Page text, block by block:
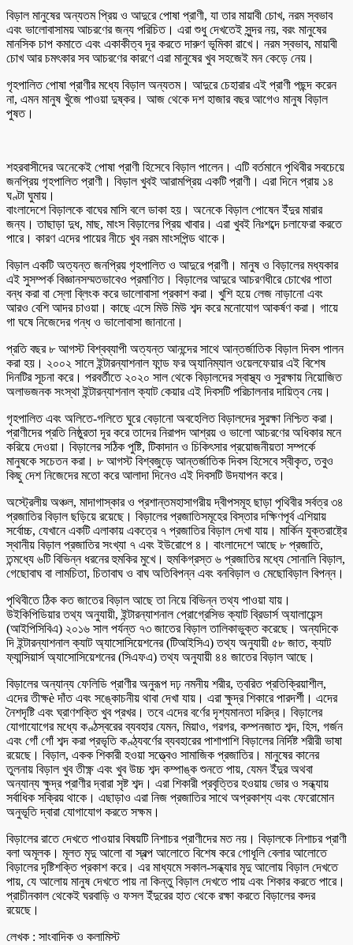
বিড়াল মানুষের অন্যতম প্রিয় ও আদুরে পোষা প্রাণী, যা তার মায়াবী চোখ, নরম স্বভাব
এবং ভালোবাসাময় আচরণের জন্য পরিচিত। এরা শুধু দেখতেই সুন্দর নয়, বরং মানুষের
মানসিক চাপ কমাতে এবং একাকীত্ব দূর করতে দারুণ ভূমিকা রাখে। নরম স্বভাব, মায়াবী
চোখ আর চমৎকার সব আচরণের কারণে এরা মানুষের খুব সহজেই মন কেড়ে নেয়।
গৃহপালিত পোষা প্রাণীর মধ্যে বিড়াল অন্যতম। আদুরে চেহারার এই প্রাণী পছন্দ করেন
না, এমন মানুষ খুঁজে পাওয়া দুষ্কর। আজ থেকে দশ হাজার বছর আগেও মানুষ বিড়াল
পুষত।
শহরবাসীদের অনেকেই পোষা প্রাণী হিসেবে বিড়াল পালেন। এটি বর্তমানে পৃথিবীর সবচেয়ে
জনপ্রিয় গৃহপালিত প্রাণী। বিড়াল খুবই আরামপ্রিয় একটি প্রাণী। এরা দিনে প্রায় ১৪
ঘণ্টা ঘুমায়।
বাংলাদেশে বিড়ালকে বাঘের মাসি বলে ডাকা হয়। অনেকে বিড়াল পোষেন ইঁদুর মারার
জন্য। তাছাড়া দুধ, মাছ, মাংস বিড়ালের প্রিয় খাবার। এরা খুবই নিঃশব্দে চলাফেরা করতে
পারে। কারণ এদের পায়ের নীচে খুব নরম মাংসপিন্ড থাকে।
বিড়াল একটি অত্যন্ত জনপ্রিয় গৃহপালিত ও আদুরে প্রাণী। মানুষ ও বিড়ালের মধ্যকার
এই সুসম্পর্ক বিজ্ঞানসম্মতভাবেও প্রমাণিত। বিড়ালের আদুরে আচরণধীরে চোখের পাতা
বন্ধ করা বা স্লো ব্লিংক করে ভালোবাসা প্রকাশ করা। খুশি হয়ে লেজ নাড়ানো এবং
আরও বেশি আদর চাওয়া। কাছে এসে মিউ মিউ শব্দ করে মনোযোগ আকর্ষণ করা। গায়ে
গা ঘষে নিজেদের গন্ধ ও ভালোবাসা জানানো।
প্রতি বছর ৮ আগস্ট বিশ্বব্যাপী অত্যন্ত আনন্দের সাথে আন্তর্জাতিক বিড়াল দিবস পালন
করা হয়। ২০০২ সালে ইন্টারন্যাশনাল ফান্ড ফর অ্যানিম্যাল ওয়েলফেয়ার এই বিশেষ
দিনটির সূচনা করে। পরবর্তীতে ২০২০ সাল থেকে বিড়ালদের স্বাস্থ্য ও সুরক্ষায় নিয়োজিত
অলাভজনক সংস্থা ইন্টারন্যাশনাল ক্যাট কেয়ার এই দিবসটি পরিচালনার দায়িত্ব নেয়।
গৃহপালিত এবং অলিতে-গলিতে ঘুরে বেড়ানো অবহেলিত বিড়ালদের সুরক্ষা নিশ্চিত করা।
প্রাণীদের প্রতি নিষ্ঠুরতা দূর করে তাদের নিরাপদ আশ্রয় ও ভালো আচরণের অধিকার মনে
করিয়ে দেওয়া। বিড়ালের সঠিক পুষ্টি, টিকাদান ও চিকিৎসার প্রয়োজনীয়তা সম্পর্কে
মানুষকে সচেতন করা। ৮ আগস্ট বিশ্বজুড়ে আন্তর্জাতিক দিবস হিসেবে স্বীকৃত, তবুও
কিছু দেশ নিজেদের মতো করে আলাদা দিনেও এই দিবসটি উদযাপন করে।
অস্ট্রেলীয় অঞ্চল, মাদাগাস্কার ও প্রশান্তমহাসাগরীয় দ্বীপসমূহ ছাড়া পৃথিবীর সর্বত্র ৩৪
প্রজাতির বিড়াল ছড়িয়ে রয়েছে। বিড়ালের প্রজাতিসমূহের বিস্তার দক্ষিণপূর্ব এশিয়ায়
সর্বোচ্চ, যেখানে একটি এলাকায় একত্রে ৭ প্রজাতির বিড়াল দেখা যায়। মার্কিন যুক্তরাষ্ট্রে
স্থানীয় বিড়াল প্রজাতির সংখ্যা ৭ এবং ইউরোপে ৪। বাংলাদেশে আছে ৮ প্রজাতি,
তন্মধ্যে ৬টি বিভিন্ন ধরনের হুমকির মুখে। হুমকিগ্রস্ত ৬ প্রজাতির মধ্যে সোনালি বিড়াল,
গেছোবাঘ বা লামচিতা, চিতাবাঘ ও বাঘ অতিবিপন্ন এবং বনবিড়াল ও মেছোবিড়াল বিপন্ন।
পৃথিবীতে ঠিক কত জাতের বিড়াল আছে তা নিয়ে বিভিন্ন তথ্য পাওয়া যায়।
উইকিপিডিয়ার তথ্য অনুযায়ী, ইন্টারন্যাশনাল প্রোগ্রেসিভ ক্যাট ব্রিডার্স অ্যালায়েন্স
(আইপিসিবিএ) ২০১৬ সাল পর্যন্ত ৭৩ জাতের বিড়াল তালিকাভুক্ত করেছে। অন্যদিকে
দি ইন্টারন্যাশনাল ক্যাট অ্যাসোসিয়েশনের (টিআইসিএ) তথ্য অনুযায়ী ৫৮ জাত, ক্যাট
ফ্যান্সিয়ার্স অ্যাসোসিয়েশনের (সিএফএ) তথ্য অনুযায়ী ৪৪ জাতের বিড়াল আছে।
বিড়ালের অন্যান্য ফেলিডি প্রাণীর অনুরূপ দঢ় নমনীয় শরীর, ত্বরিত প্রতিক্রিয়াশীল,
এদের তীক্ষè দাঁত এবং সঙ্কোচনীয় থাবা দেখা যায়। এরা ক্ষুদ্র শিকারে পারদর্শী। এদের
নৈশদৃষ্টি এবং ঘ্রাণশক্তি খুব প্রখর। তবে এদের বর্ণের দৃশ্যমানতা দরিদ্র। বিড়ালের
যোগাযোগের মধ্যে কণ্ঠস্বরের ব্যবহার যেমন, মিয়াও, গরগর, কম্পনজাত শব্দ, হিস, গর্জন
এবং গোঁ গোঁ শব্দ করা প্রভৃতি কণ্ঠ্যবর্ণের ব্যবহারের পাশাপাশি বিড়ালের নির্দিষ্ট শরীরী ভাষা
রয়েছে। বিড়াল, একক শিকারী হওয়া সত্ত্বেও সামাজিক প্রজাতির। মানুষের কানের
তুলনায় বিড়াল খুব তীক্ষ্ণ এবং খুব উচ্চ শব্দ কম্পাঙ্ক শুনতে পায়, যেমন ইঁদুর অথবা
অন্যান্য ক্ষুদ্র প্রাণীর দ্বারা সৃষ্ট শব্দ। এরা শিকারী প্রবৃত্তির হওয়ায় ভোর ও সন্ধ্যায়
সর্বাধিক সক্রিয় থাকে। এছাড়াও এরা নিজ প্রজাতির সাথে অপ্রকাশ্য এবং ফেরোমোন
অনুভূতি দ্বারা যোগাযোগ করতে সক্ষম।
বিড়ালের রাতে দেখতে পাওয়ার বিষয়টি নিশাচর প্রাণীদের মত নয়। বিড়ালকে নিশাচর প্রাণী
বলা অমূলক। মূলত মৃদু আলো বা স্বল্প আলোতে বিশেষ করে গোধূলি বেলার আলোতে
বিড়ালের দৃষ্টিশক্তি প্রকাশ করে। এর মাধ্যমে সকাল-সন্ধ্যার মৃদু আলোয় বিড়াল দেখতে
পায়, যে আলোয় মানুষ দেখতে পায় না কিন্তু বিড়াল দেখতে পায় এবং শিকার করতে পারে।
প্রাচীনকাল থেকেই ঘরবাড়ি ও ফসল ইঁদুরের হাত থেকে রক্ষা করতে বিড়ালের কদর
রয়েছে।
লেখক : সাংবাদিক ও কলামিস্ট